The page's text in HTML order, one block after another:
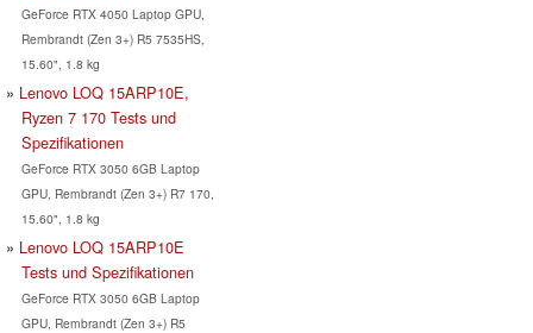
GeForce RTX 4050 Laptop GPU,
Rembrandt (Zen 3+) R5 7535HS,
15.60", 1.8 kg
Lenovo LOQ 15ARP10E,
Ryzen 7 170 Tests und
Spezifikationen
GeForce RTX 3050 6GB Laptop
GPU, Rembrandt (Zen 3+) R7 170,
15.60", 1.8 kg
Lenovo LOQ 15ARP10E
Tests und Spezifikationen
GeForce RTX 3050 6GB Laptop
GPU, Rembrandt (Zen 3+) R5